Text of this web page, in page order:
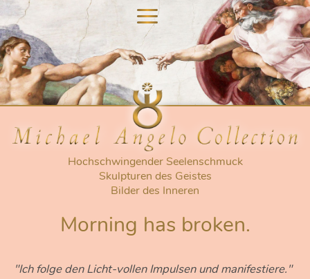
Hochschwingender Seelenschmuck
Skulpturen des Geistes
Bilder des Inneren
Morning has broken.
"Ich folge den Licht-vollen Impulsen und manifestiere."